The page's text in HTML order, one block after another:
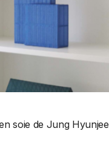
soie de Jung Hyunjee